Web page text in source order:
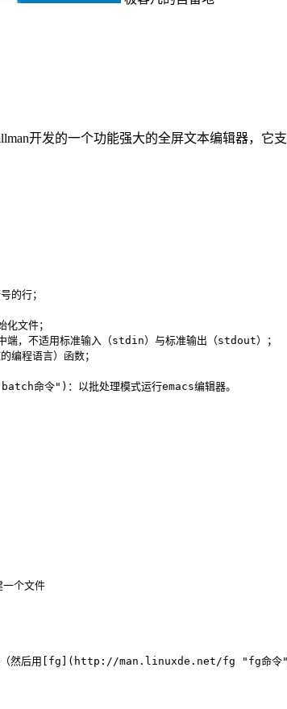
开发的一个功能强大的全屏文本编辑器，它
的行；
文件；
端，不适用标准输入（stdin）与标准输出（stdout）；
程语言）函数；
令")：以批处理模式运行emacs编辑器。
个文件
然后用 [fg](http://man.linuxde.net/fg "fg命令